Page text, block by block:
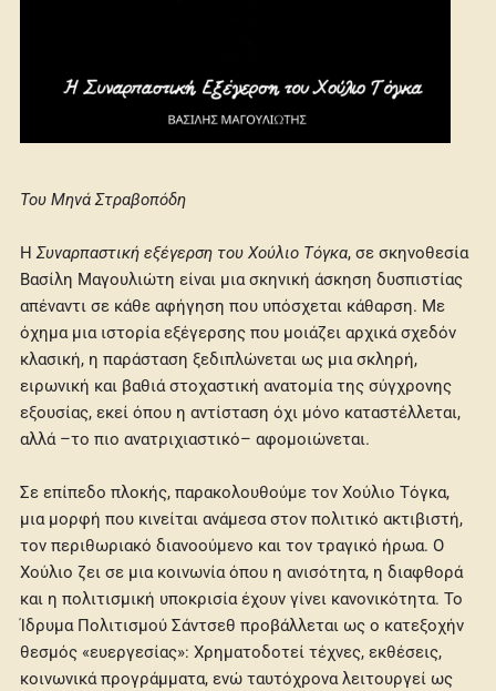
Του Μηνά Στραβοπόδη
ΗΣυναρπαστική εξέγερση του Χούλιο Τόγκα, σε σκηνοθεσία
Βασίλη Μαγουλιώτη είναι μια σκηνική άσκηση δυσπιστίας
απέναντι σε κάθε αφήγηση που υπόσχεται κάθαρση. Με
όχημα μια ιστορία εξέγερσης που μοιάζει αρχικά σχεδόν
κλασική, η παράσταση ξεδιπλώνεται ως μια σκληρή,
ειρωνική και βαθιά στοχαστική ανατομία της σύγχρονης
εξουσίας, εκεί όπου η αντίσταση όχι μόνο καταστέλλεται,
αλλά –το πιο ανατριχιαστικό– αφομοιώνεται.
Σε επίπεδο πλοκής, παρακολουθούμε τον Χούλιο Τόγκα,
μια μορφή που κινείται ανάμεσα στον πολιτικό ακτιβιστή,
τον περιθωριακό διανοούμενο και τον τραγικό ήρωα. Ο
Χούλιο ζει σε μια κοινωνία όπου η ανισότητα, η διαφθορά
και η πολιτισμική υποκρισία έχουν γίνει κανονικότητα. Το
Ίδρυμα Πολιτισμού Σάντσεθ προβάλλεται ως ο κατεξοχήν
θεσμός «ευεργεσίας»: Χρηματοδοτεί τέχνες, εκθέσεις,
κοινωνικά προγράμματα, ενώ ταυτόχρονα λειτουργεί ως